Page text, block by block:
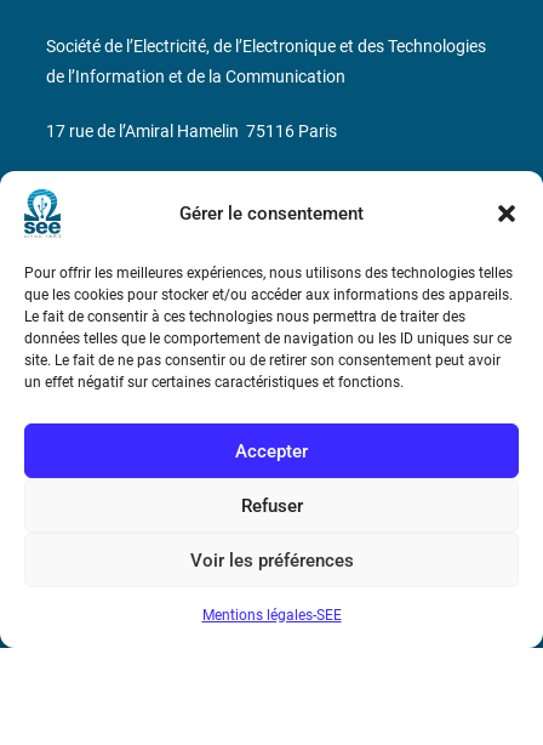
Gérer le consentement
Pour offrir les meilleures expériences, nous utilisons des technologies telles
que les cookies pour stocker et/ou accéder aux informations des appareils.
Le fait de consentir à ces technologies nous permettra de traiter des
données telles que le comportement de navigation ou les ID uniques sur ce
site. Le fait de ne pas consentir ou de retirer son consentement peut avoir
un effet négatif sur certaines caractéristiques et fonctions.
Accepter
Refuser
Voir les préférences
Mentions légales-SEE
Bicentenaire des découvertes d’André-
Conditions Générales de Vente
Mentions légales
Société de l’Electricité, de l’Electronique et des Technologies
de l’Information et de la Communication
17 rue de l’Amiral Hamelin 75116 Paris
Métro : « Boissière » Ligne 6 et « Iéna » Ligne 9
Téléphone : (+33) 1 56 90 37 17
N° de SIREN : 785 393 232, Code APE : 9412Z TVA intra-
communautaire : FR44 785 393 232